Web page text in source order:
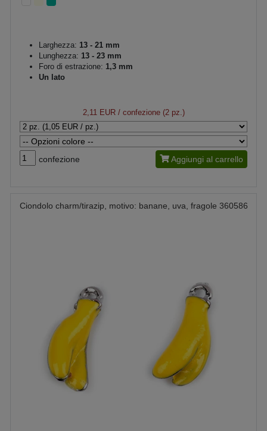
Larghezza: 13 - 21 mm
Lunghezza: 13 - 23 mm
Foro di estrazione: 1,3 mm
Un lato
2,11 EUR/ confezione (2 pz.)
confezione Aggiungi al carrello
Ciondolo charm/tirazip, motivo: banane, uva, fragole 360586